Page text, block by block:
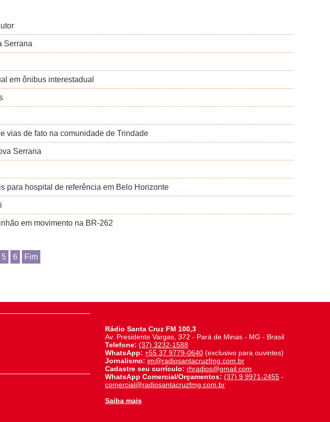
Serrana
em ônibus interestadual
vias de fato na comunidade de Trindade
Serrana
para hospital de referência em Belo Horizonte
em movimento na BR-262
5 6 Fim
Rádio Santa Cruz FM 100,3
Av. Presidente Vargas, 372 - Pará de Minas - MG - Brasil
Telefone: (37) 3232-1588
WhatsApp: +55 37 9779-0640 (exclusivo para ouvintes)
Jornalismo: jm@radiosantacruzfmg.com.br
Cadastre seu currículo: rhradios@gmail.com
WhatsApp Comercial/Orçamentos: (37) 9 9971-2455 -
comercial@radiosantacruzfmg.com.br
Saiba mais